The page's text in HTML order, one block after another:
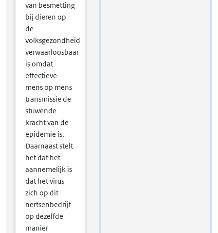
van besmetting
bij dieren op
de
volksgezondheid
verwaarloosbaar
is omdat
effectieve
mens op mens
transmissie de
stuwende
kracht van de
epidemie is.
Daarnaast stelt
het dat het
aannemelijk is
dat het virus
zich op dit
nertsenbedrijf
op dezelfde
manier